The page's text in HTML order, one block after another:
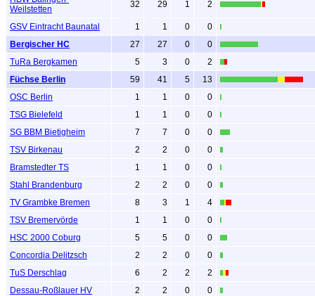
Weilstetten
32 29 1 2
GSV Eintracht Baunatal 1 1 0
0
Bergischer HC
27 27 0
0
TuRa Bergkamen
5 3 0
2
Füchse Berlin
59 41 5
13
OSC Berlin
1 1 0
0
TSG Bielefeld
1 1 0
0
SG BBM Bietigheim
7 7 0
0
TSV Birkenau
2 2 0
0
Bramstedter TS
1 1 0
0
Stahl Brandenburg
2 2 0
0
TV Grambke Bremen
8 3 1
4
TSV Bremervörde
1 1 0
0
HSC 2000 Coburg
5 5 0
0
Concordia Delitzsch
2 2 0
0
TuS Derschlag
6 2 2
2
Dessau-Roßlauer HV
2 2 0
0